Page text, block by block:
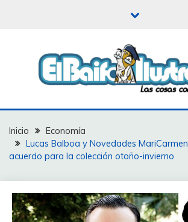
EL BAIFO
Inicio
Economía
Lucas Balboa y Novedades
acuerdo para la colección otoño-invierno